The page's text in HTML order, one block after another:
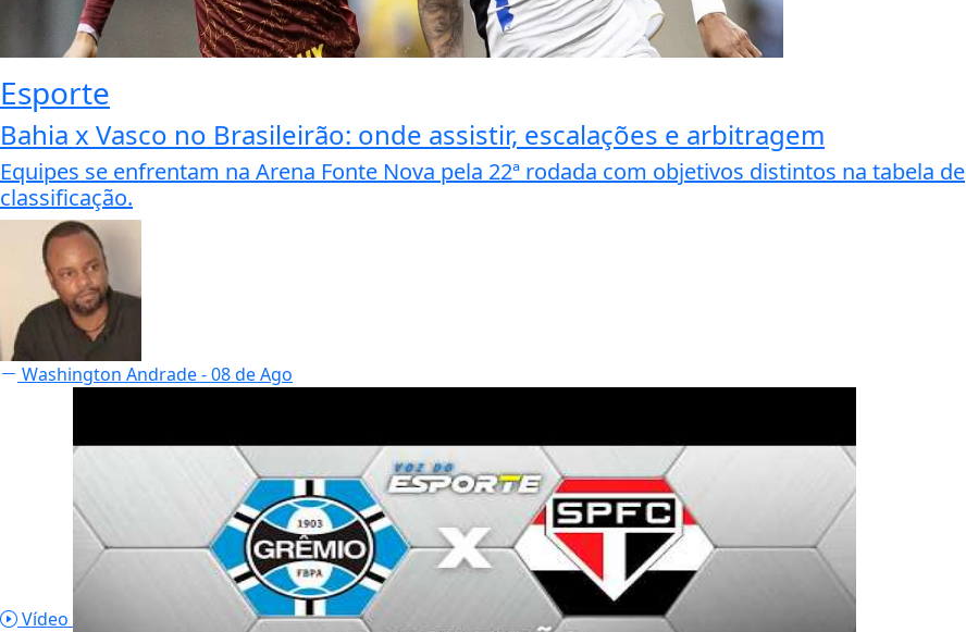
Esporte
Bahia x Vasco no Brasileirão: onde assistir, escalações e arbitragem
Equipes se enfrentam na Arena Fonte Nova pela 22ª rodada com objetivos distintos na tabela de
classificação.
Washington Andrade- 08 de Ago
Vídeo